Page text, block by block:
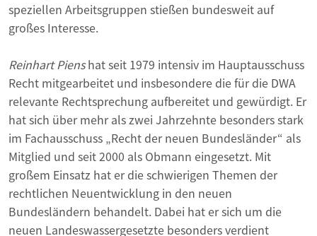
speziellen Arbeitsgruppen stießen bundesweit auf
großes Interesse.
Reinhart Pienshat seit 1979 intensiv im Hauptausschuss
Recht mitgearbeitet und insbesondere die für die DWA
relevante Rechtsprechung aufbereitet und gewürdigt. Er
hat sich über mehr als zwei Jahrzehnte besonders stark
im Fachausschuss „Recht der neuen Bundesländer“ als
Mitglied und seit 2000 als Obmann eingesetzt. Mit
großem Einsatz hat er die schwierigen Themen der
rechtlichen Neuentwicklung in den neuen
Bundesländern behandelt. Dabei hat er sich um die
neuen Landeswassergesetzte besonders verdient